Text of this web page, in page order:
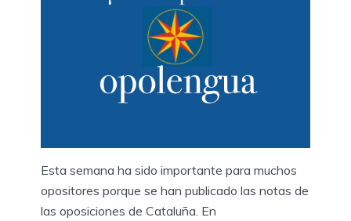
Esta semana ha sido importante para muchos
opositores porque se han publicado las notas de
las oposiciones de Cataluña. En